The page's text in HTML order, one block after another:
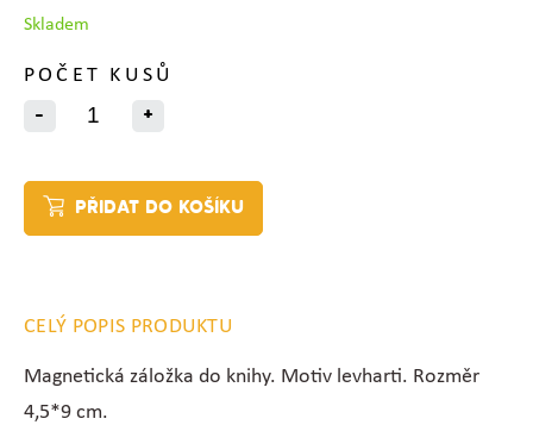
Skladem
POČET KUSŮ
-
+
PŘIDAT DO KOŠÍKU
CELÝ POPIS PRODUKTU
Magnetická záložka do knihy. Motiv levharti. Rozměr
4,5*9 cm.